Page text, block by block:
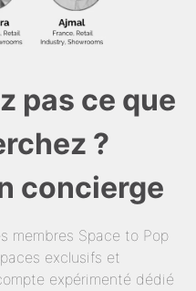
pas ce que
?
concierge
membres Space to Pop
exclusifs et
expérimenté dédié